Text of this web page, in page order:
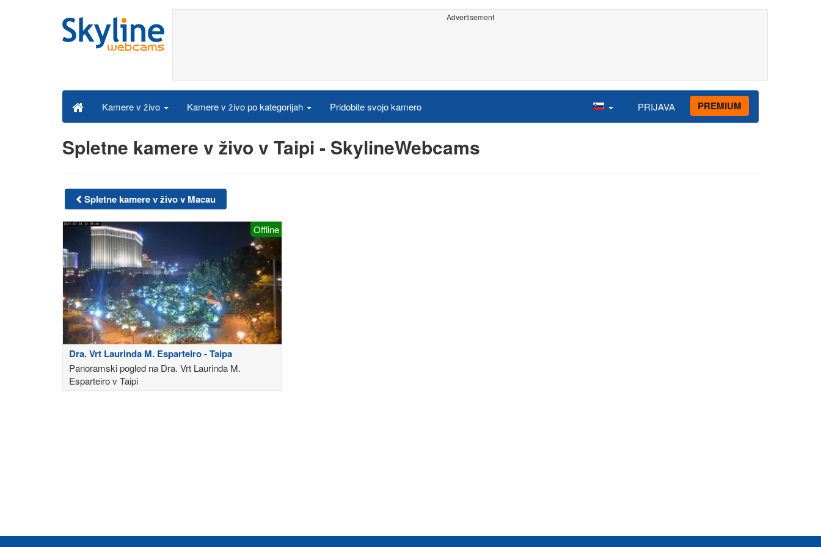
Advertisement
Kamere v živo Kamere v živo po kategorijah Pridobite svojo kamero PRIJAVA PREMIUM
Spletne kamere v živo v Taipi - SkylineWebcams
Spletne kamere v živo v Macau
Offline
Dra. Vrt Laurinda M. Esparteiro - Taipa
Panoramski pogled na Dra. Vrt Laurinda M.
Esparteiro v Taipi